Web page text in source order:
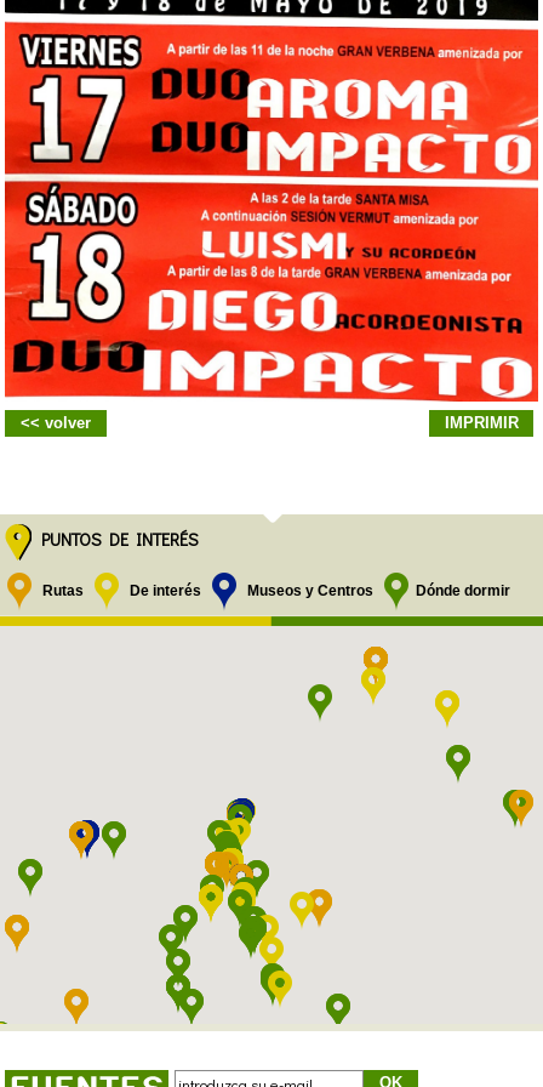
<< volver IMPRIMIR
PUNTOS DE INTERÉS
Rutas De interés Museos y Centros Dónde dormir